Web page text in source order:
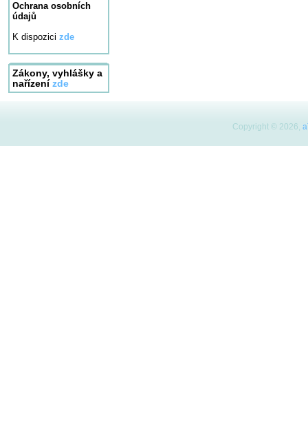
Ochrana osobních
údajů
K dispozici zde
Zákony, vyhlášky a
nařízení zde
Copyright © 2026,